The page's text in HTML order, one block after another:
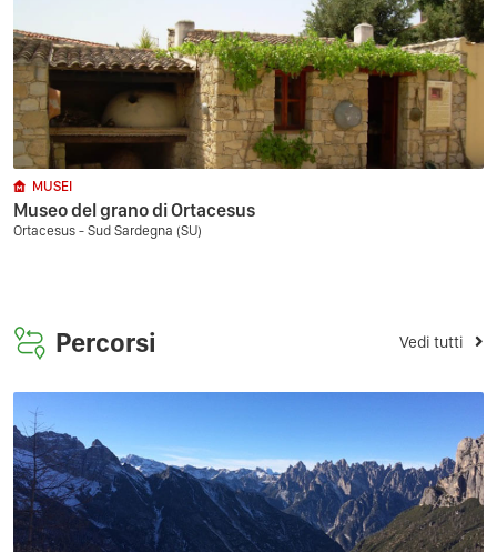
MUSEI
Museo del grano di Ortacesus
Ortacesus - Sud Sardegna (SU)
Percorsi Vedi tutti